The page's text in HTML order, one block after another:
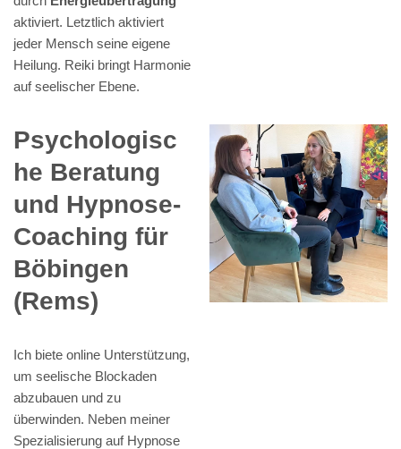
aktiviert. Letztlich aktiviert
jeder Mensch seine eigene
Heilung. Reiki bringt Harmonie
auf seelischer Ebene.
Psychologisc
he Beratung
und Hypnose-
Coaching für
Böbingen
(Rems)
Ich biete online Unterstützung,
um seelische Blockaden
abzubauen und zu
überwinden. Neben meiner
Spezialisierung auf Hypnose